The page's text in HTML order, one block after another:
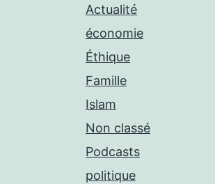
Actualité
économie
Éthique
Famille
Islam
Non classé
Podcasts
politique